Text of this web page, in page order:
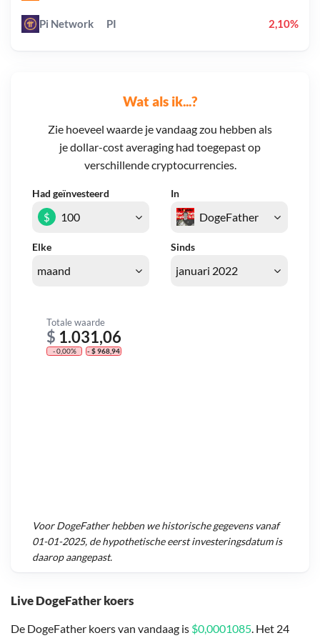
Live DogeFather koers
De DogeFather koers van vandaag is $0,0001085. Het 24
Wat als ik...?
Zie hoeveel waarde je vandaag zou hebben als
je dollar-cost averaging had toegepast op
verschillende cryptocurrencies.
Had geïnvesteerd In
Elke Sinds
$
Totale waarde
$ 1.031,06
- 0,00% - $ 968,94
VoorDogeFatherhebben we historische gegevens vanaf
01-01-2025, de hypothetische eerst investeringsdatum is
daarop aangepast.
Pi Network PI 2,10%